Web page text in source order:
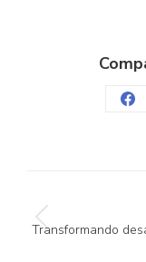
entre
Transformando